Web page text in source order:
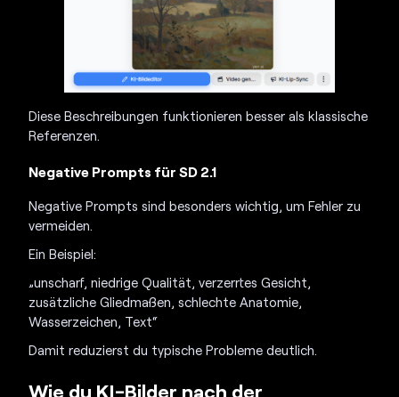
Diese Beschreibungen funktionieren besser als klassische
Referenzen.
Negative Prompts für SD 2.1
Negative Prompts sind besonders wichtig, um Fehler zu
vermeiden.
Ein Beispiel:
„unscharf, niedrige Qualität, verzerrtes Gesicht,
zusätzliche Gliedmaßen, schlechte Anatomie,
Wasserzeichen, Text“
Damit reduzierst du typische Probleme deutlich.
Wie du KI-Bilder nach der